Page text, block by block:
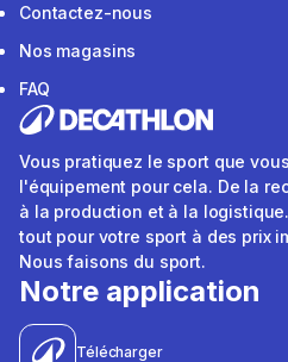
Contactez-nous
Nos magasins
FAQ
Vous pratiquez le sport que
l'équipement pour cela. De la
à la production et à la
tout pour votre sport à des prix
Nous faisons du sport.
Notre application
Télécharger